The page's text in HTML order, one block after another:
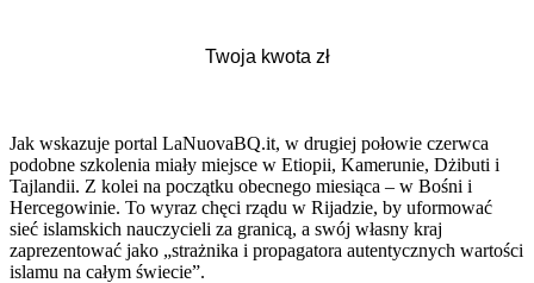
Jak wskazuje portal LaNuovaBQ.it, w drugiej połowie czerwca
podobne szkolenia miały miejsce w Etiopii, Kamerunie, Dżibuti i
Tajlandii. Z kolei na początku obecnego miesiąca – w Bośni i
Hercegowinie. To wyraz chęci rządu w Rijadzie, by uformować
sieć islamskich nauczycieli za granicą, a swój własny kraj
zaprezentować jako „strażnika i propagatora autentycznych wartości
islamu na całym świecie”.